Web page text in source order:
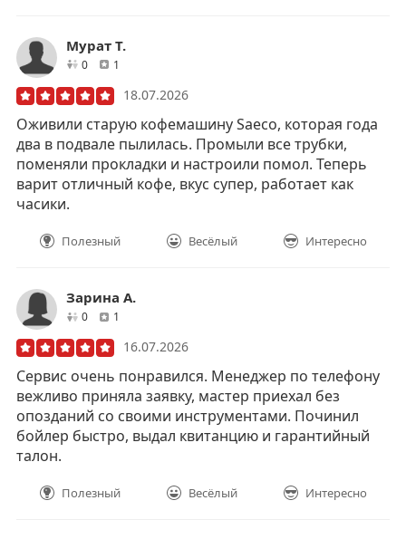
Мурат Т.
0друзей1
18.07.2026
Оживили старую кофемашину Saeco, которая года
два в подвале пылилась. Промыли все трубки,
поменяли прокладки и настроили помол. Теперь
варит отличный кофе, вкус супер, работает как
часики.
Полезный Весёлый Интересно
Зарина А.
0друзей1
16.07.2026
Сервис очень понравился. Менеджер по телефону
вежливо приняла заявку, мастер приехал без
опозданий со своими инструментами. Починил
бойлер быстро, выдал квитанцию и гарантийный
талон.
Полезный Весёлый Интересно